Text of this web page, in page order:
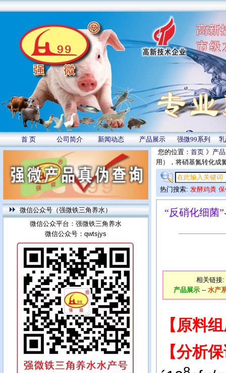
首 页 公司简介 新闻动态 产品展示 强微99系列
微信公众号（强微铁三角养水）
微信公众平台：强微铁三角养水
微信公众号：qwtsjys
您的位置： 首页 》 产
用），将硝基氮转化成
热门搜索: 发酵鸡粪
“反硝化细菌
相关链接:
产品展示-- 水产
【原料
【分析